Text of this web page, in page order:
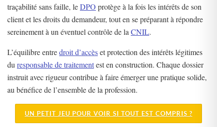
traçabilité sans faille, leDPO protège à la fois les intérêts de son
client et les droits du demandeur, tout en se préparant à répondre
sereinement à un éventuel contrôle de la CNIL.
L’équilibre entredroit d’accèset protection des intérêts légitimes
du responsable de traitementest en construction. Chaque dossier
instruit avec rigueur contribue à faire émerger une pratique solide,
au bénéfice de l’ensemble de la profession.
UN PETIT JEU POUR VOIR SI TOUT EST COMPRIS ?